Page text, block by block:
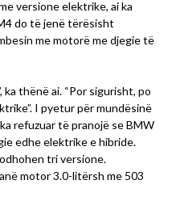
versione elektrike, ai ka
do të jenë tërësisht
me motorë me djegie të
ka thënë ai. “Por sigurisht, po
I pyetur për mundësinë
refuzuar të pranojë se BMW
edhe elektrike e hibride.
tri versione.
motor 3.0-litërsh me 503